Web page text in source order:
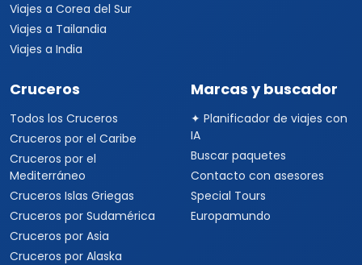
Viajes a Corea del Sur
Viajes a Tailandia
Viajes a India
Cruceros
Todos los Cruceros
Cruceros por el Caribe
Cruceros por el
Mediterráneo
Cruceros Islas Griegas
Cruceros por Sudamérica
Cruceros por Asia
Cruceros por Alaska
Marcas y buscador
✦ Planificador de viajes con
IA
Buscar paquetes
Contacto con asesores
Special Tours
Europamundo